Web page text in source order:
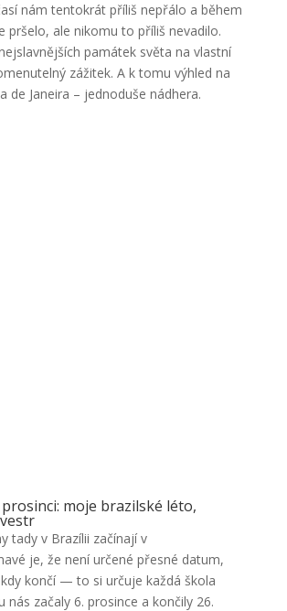
nám tentokrát příliš nepřálo a během
pršelo, ale nikomu to příliš nevadilo.
památek světa na vlastní
zážitek. A k tomu výhled na
de Janeira – jednoduše nádhera.
moje brazilské léto,
tady v Brazílii začínají v
je, že není určené přesné datum,
končí — to si určuje každá škola
nás začaly 6. prosince a končily 26.